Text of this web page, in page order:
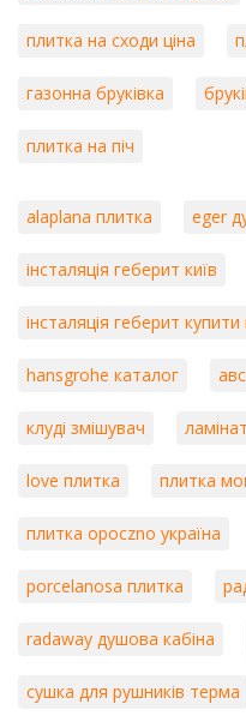
плитка на сходи ціна
газонна бруківка
плитка на піч
alaplana плитка eger
інсталяція геберит київ
інсталяція геберит купити
hansgrohe каталог
клуді змішувач
love плитка плитка
плитка opoczno україна
porcelanosa плитка
radaway душова кабіна
сушка для рушників терма